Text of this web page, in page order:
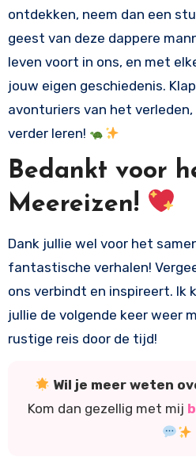
ontdekken, neem dan een
geest van deze dappere
leven voort in ons, en met
jouw eigen geschiedenis.
avonturiers van het
verder leren!
Bedankt voor
Meereizen!
Dank jullie wel voor het
fantastische verhalen!
ons verbindt en inspireert. Ik
jullie de volgende keer weer
rustige reis door de tijd!
Wil je meer weten
Kom dan gezellig met mij